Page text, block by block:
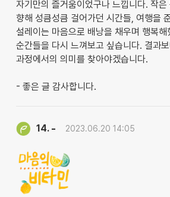
자기만의 즐거움이었구나 느낍니다. 작은
향해 성큼성큼 걸어가던 시간들, 여행을
설레이는 마음으로 배낭을 채우며 행복해
순간들을 다시 느껴보고 싶습니다. 결과
과정에서의 의미를 찾아야겠습니다.
- 좋은 글 감사합니다.
14. - 2023.06.20 14:05